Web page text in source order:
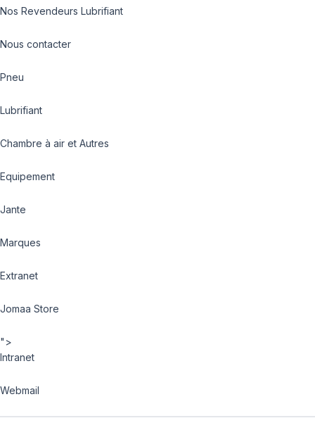
Nos Revendeurs Lubrifiant
Nous contacter
Pneu
Lubrifiant
Chambre à air et Autres
Equipement
Jante
Marques
Extranet
Jomaa Store
">
Intranet
Webmail